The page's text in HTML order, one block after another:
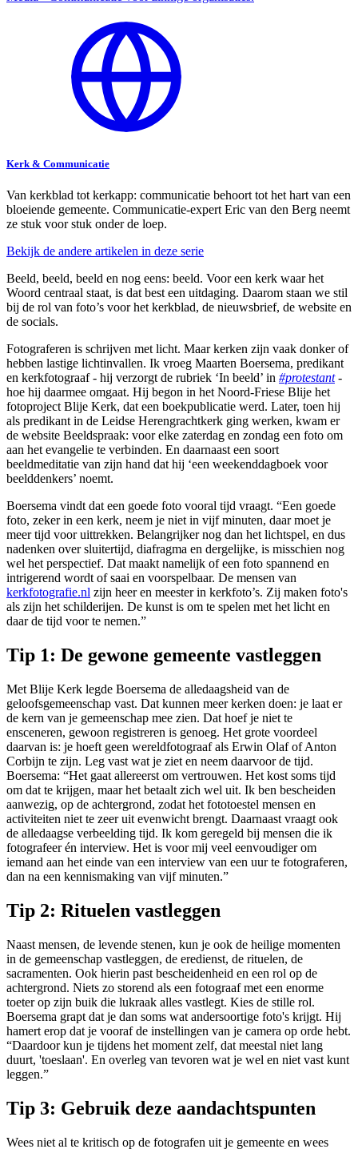
Kerk & Communicatie
Van kerkblad tot kerkapp: communicatie behoort tot het hart van een
bloeiende gemeente. Communicatie-expert Eric van den Berg neemt
ze stuk voor stuk onder de loep.
Bekijk de andere artikelen in deze serie
Beeld, beeld, beeld en nog eens: beeld. Voor een kerk waar het
Woord centraal staat, is dat best een uitdaging. Daarom staan we stil
bij de rol van foto’s voor het kerkblad, de nieuwsbrief, de website en
de socials.
Fotograferen is schrijven met licht. Maar kerken zijn vaak donker of
hebben lastige lichtinvallen. Ik vroeg Maarten Boersema, predikant
en kerkfotograaf - hij verzorgt de rubriek ‘In beeld’ in #protestant-
hoe hij daarmee omgaat. Hij begon in het Noord-Friese Blije het
fotoproject Blije Kerk, dat een boekpublicatie werd. Later, toen hij
als predikant in de Leidse Herengrachtkerk ging werken, kwam er
de website Beeldspraak: voor elke zaterdag en zondag een foto om
aan het evangelie te verbinden. En daarnaast een soort
beeldmeditatie van zijn hand dat hij ‘een weekenddagboek voor
beelddenkers’ noemt.
Boersema vindt dat een goede foto vooral tijd vraagt. “Een goede
foto, zeker in een kerk, neem je niet in vijf minuten, daar moet je
meer tijd voor uittrekken. Belangrijker nog dan het lichtspel, en dus
nadenken over sluitertijd, diafragma en dergelijke, is misschien nog
wel het perspectief. Dat maakt namelijk of een foto spannend en
intrigerend wordt of saai en voorspelbaar. De mensen van
kerkfotografie.nl zijn heer en meester in kerkfoto’s. Zij maken foto's
als zijn het schilderijen. De kunst is om te spelen met het licht en
daar de tijd voor te nemen.”
Tip 1: De gewone gemeente vastleggen
Met Blije Kerk legde Boersema de alledaagsheid van de
geloofsgemeenschap vast. Dat kunnen meer kerken doen: je laat er
de kern van je gemeenschap mee zien. Dat hoef je niet te
ensceneren, gewoon registreren is genoeg. Het grote voordeel
daarvan is: je hoeft geen wereldfotograaf als Erwin Olaf of Anton
Corbijn te zijn. Leg vast wat je ziet en neem daarvoor de tijd.
Boersema: “Het gaat allereerst om vertrouwen. Het kost soms tijd
om dat te krijgen, maar het betaalt zich wel uit. Ik ben bescheiden
aanwezig, op de achtergrond, zodat het fototoestel mensen en
activiteiten niet te zeer uit evenwicht brengt. Daarnaast vraagt ook
de alledaagse verbeelding tijd. Ik kom geregeld bij mensen die ik
fotografeer én interview. Het is voor mij veel eenvoudiger om
iemand aan het einde van een interview van een uur te fotograferen,
dan na een kennismaking van vijf minuten.”
Tip 2: Rituelen vastleggen
Naast mensen, de levende stenen, kun je ook de heilige momenten
in de gemeenschap vastleggen, de eredienst, de rituelen, de
sacramenten. Ook hierin past bescheidenheid en een rol op de
achtergrond. Niets zo storend als een fotograaf met een enorme
toeter op zijn buik die lukraak alles vastlegt. Kies de stille rol.
Boersema grapt dat je dan soms wat andersoortige foto's krijgt. Hij
hamert erop dat je vooraf de instellingen van je camera op orde hebt.
“Daardoor kun je tijdens het moment zelf, dat meestal niet lang
duurt, 'toeslaan'. En overleg van tevoren wat je wel en niet vast kunt
leggen.”
Tip 3: Gebruik deze aandachtspunten
Wees niet al te kritisch op de fotografen uit je gemeente en wees